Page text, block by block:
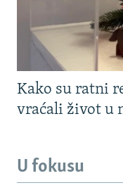
Kako su ratni
vraćali život u
U fokusu